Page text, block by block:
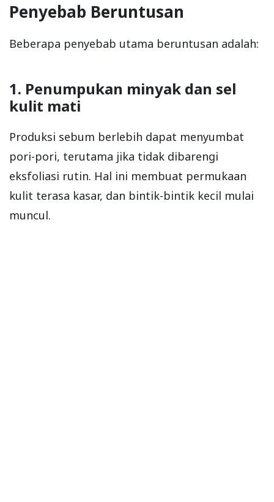
Penyebab Beruntusan
Beberapa penyebab utama beruntusan adalah:
1. Penumpukan minyak dan sel
kulit mati
Produksi sebum berlebih dapat menyumbat
pori-pori, terutama jika tidak dibarengi
eksfoliasi rutin. Hal ini membuat permukaan
kulit terasa kasar, dan bintik-bintik kecil mulai
muncul.